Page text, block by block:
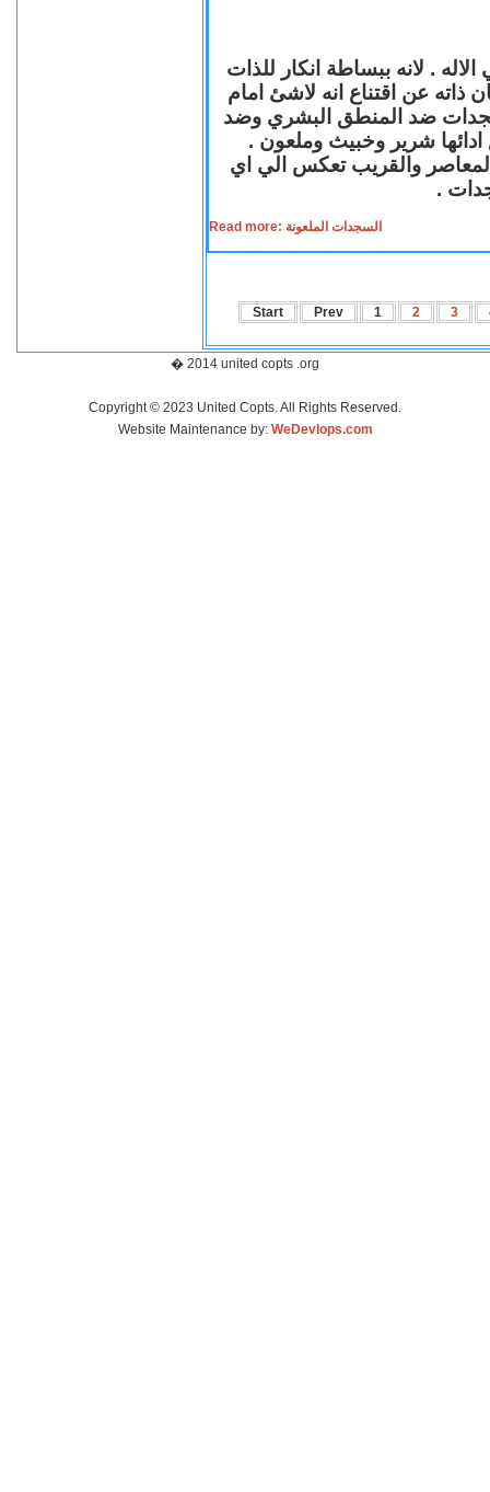
. لانه ببساطة انكار للذات
ذاته عن اقتناع انه لاشئ امام
ضد المنطق البشري وضد
ادائها شرير وخبيث وملعون .
المعاصر والقريب تعكس الي اي
.
Read more: السجدات الملعونة
Start Prev 1 2 3
� 2014 united copts .org
Copyright © 2023 United Copts. All Rights Reserved.
Website Maintenance by: WeDevlops.com